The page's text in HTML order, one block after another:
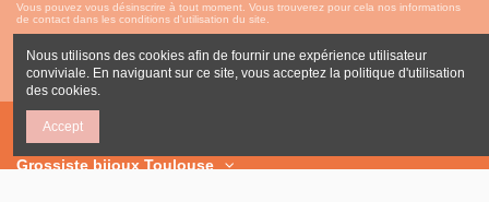
Vous pouvez vous désinscrire à tout moment. Vous trouverez pour cela nos informations
de contact dans les conditions d'utilisation du site.
Grossiste bijoux Toulouse
Nous utilisons des cookies afin de fournir une expérience utilisateur
conviviale. En naviguant sur ce site, vous acceptez la politique d'utilisation
des cookies.
Accept